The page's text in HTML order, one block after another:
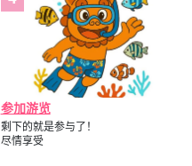
参加游览
剩下的就是参与了！
尽情享受